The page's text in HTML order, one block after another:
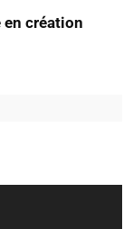
création